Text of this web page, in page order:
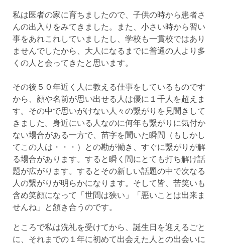
私は医者の家に育ちましたので、子供の時から患者さ
んの出入りをみてきました。また、小さい時から習い
事をあれこれしていましたし、学校も一貫校ではあり
ませんでしたから、大人になるまでに普通の人より多
くの人と会ってきたと思います。
その後５０年近く人に教える仕事をしているものです
から、顔や名前が思い出せる人は優に１千人を超えま
す。その中で思いがけない人々の繋がりを見聞きして
きました。身近にいる人なのに何年も繋がりに気付か
ない場合がある一方で、苗字を聞いた瞬間（もしかし
てこの人は・・・）との勘が働き、すぐに繋がりが解
る場合があります。すると瞬く間にとても打ち解け話
題が広がります。するとその新しい話題の中で次なる
人の繋がりが明らかになります。そして皆、苦笑いも
含め笑顔になって「世間は狭い」「悪いことは出来ま
せんね」と頷き合うのです。
ところで私は洗礼を受けてから、誕生日を迎えるごと
に、それまでの１年に初めて出会えた人との出会いに